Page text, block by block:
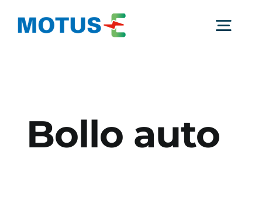
Studi e ricerche
Bollo auto